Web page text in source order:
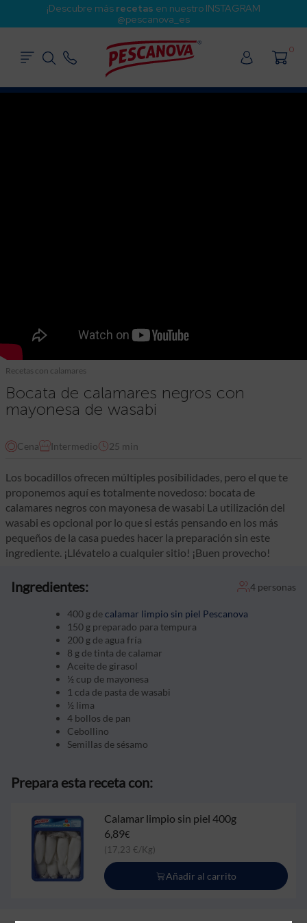
¡Descubre más recetas en nuestro INSTAGRAM
@pescanova_es
0
Recetas con calamares
Bocata de calamares negros con
mayonesa de wasabi
Cena Intermedio 25 min
Los bocadillos ofrecen múltiples posibilidades, pero el que te
proponemos aquí es totalmente novedoso: bocata de
calamares negros con mayonesa de wasabi La utilización del
wasabi es opcional por lo que si estás pensando en los más
pequeños de la casa puedes hacer la preparación sin este
ingrediente. ¡Llévatelo a cualquier sitio! ¡Buen provecho!
Ingredientes: 4 personas
400 g decalamar limpio sin piel Pescanova
150 g preparado para tempura
200 g de agua fría
8 g de tinta de calamar
Aceite de girasol
½ cup de mayonesa
1 cda de pasta de wasabi
½ lima
4 bollos de pan
Cebollino
Semillas de sésamo
Prepara esta receta con:
Calamar limpio sin piel 400g
6,89€
(17,23 €/Kg)
Añadir al carrito